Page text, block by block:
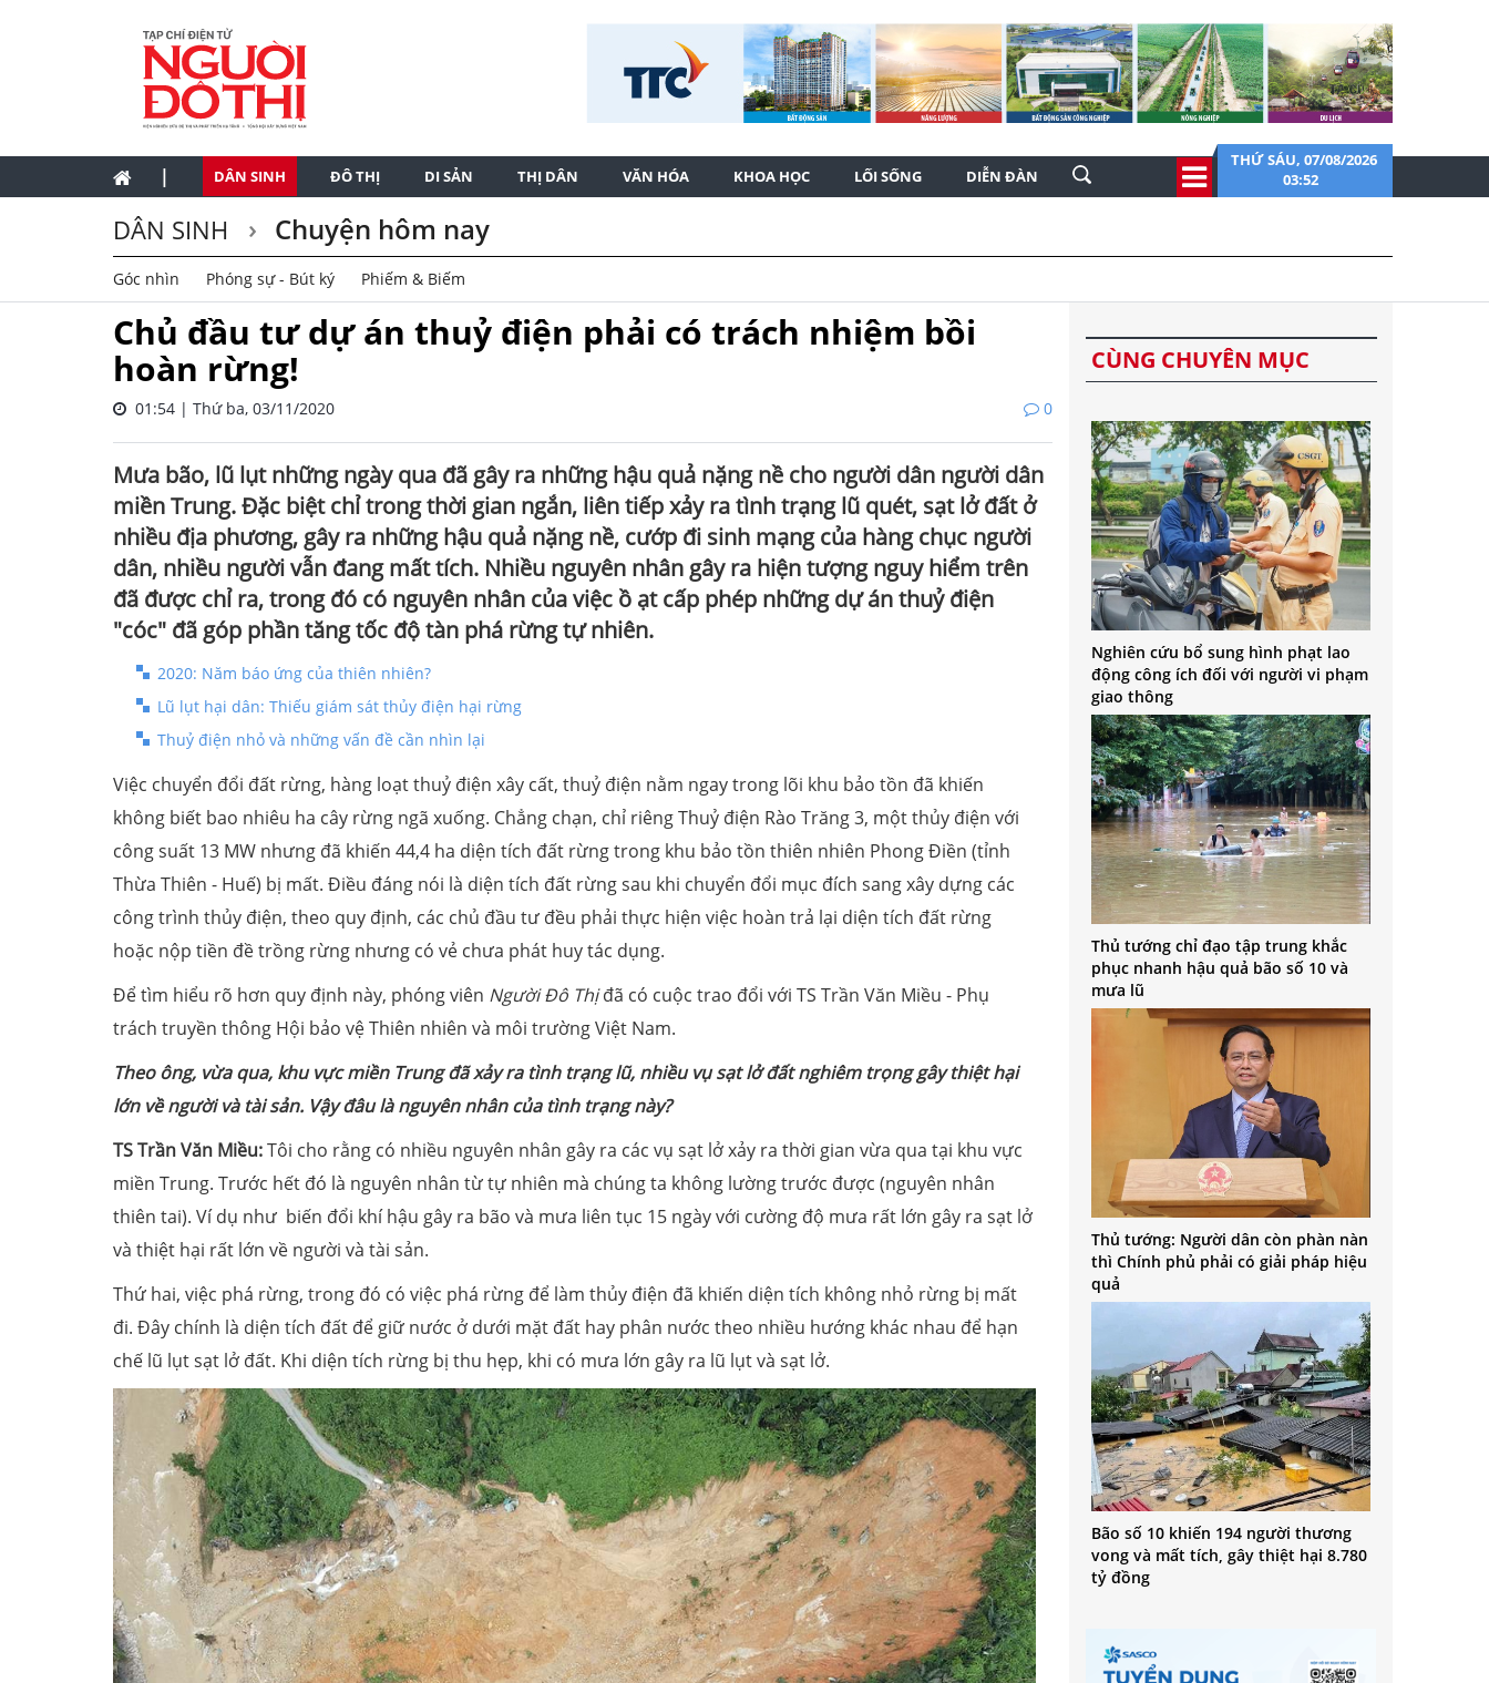
| DÂN SINH ĐÔ THỊ DI SẢN THỊ DÂN VĂN HÓA KHOA HỌC LỐI SỐNG DIỄN ĐÀN
THỨ SÁU, 07/08/2026
03:52
DÂN SINH Chuyện hôm nay
Góc nhìn Phóng sự - Bút ký Phiếm & Biếm
Chủ đầu tư dự án thuỷ điện phải có trách nhiệm bồi
hoàn rừng!
01:54 | Thứ ba, 03/11/2020 0
Mưa bão, lũ lụt những ngày qua đã gây ra những hậu quả nặng nề cho người dân người dân
miền Trung. Đặc biệt chỉ trong thời gian ngắn, liên tiếp xảy ra tình trạng lũ quét, sạt lở đất ở
nhiều địa phương, gây ra những hậu quả nặng nề, cướp đi sinh mạng của hàng chục người
dân, nhiều người vẫn đang mất tích. Nhiều nguyên nhân gây ra hiện tượng nguy hiểm trên
đã được chỉ ra, trong đó có nguyên nhân của việc ồ ạt cấp phép những dự án thuỷ điện
"cóc" đã góp phần tăng tốc độ tàn phá rừng tự nhiên.
2020: Năm báo ứng của thiên nhiên?
Lũ lụt hại dân: Thiếu giám sát thủy điện hại rừng
Thuỷ điện nhỏ và những vấn đề cần nhìn lại
Việc chuyển đổi đất rừng, hàng loạt thuỷ điện xây cất, thuỷ điện nằm ngay trong lõi khu bảo tồn đã khiến
không biết bao nhiêu ha cây rừng ngã xuống. Chẳng chạn, chỉ riêng Thuỷ điện Rào Trăng 3, một thủy điện với
công suất 13 MW nhưng đã khiến 44,4 ha diện tích đất rừng trong khu bảo tồn thiên nhiên Phong Điền (tỉnh
Thừa Thiên - Huế) bị mất. Điều đáng nói là diện tích đất rừng sau khi chuyển đổi mục đích sang xây dựng các
công trình thủy điện, theo quy định, các chủ đầu tư đều phải thực hiện việc hoàn trả lại diện tích đất rừng
hoặc nộp tiền đề trồng rừng nhưng có vẻ chưa phát huy tác dụng.
Để tìm hiểu rõ hơn quy định này, phóng viên Người Đô Thịđã có cuộc trao đổi với TS Trần Văn Miều - Phụ
trách truyền thông Hội bảo vệ Thiên nhiên và môi trường Việt Nam.
Theo ông, vừa qua, khu vực miền Trung đã xảy ra tình trạng lũ, nhiều vụ sạt lở đất nghiêm trọng gây thiệt hại
lớn về người và tài sản. Vậy đâu là nguyên nhân của tình trạng này?
TS Trần Văn Miều:Tôi cho rằng có nhiều nguyên nhân gây ra các vụ sạt lở xảy ra thời gian vừa qua tại khu vực
miền Trung. Trước hết đó là nguyên nhân từ tự nhiên mà chúng ta không lường trước được (nguyên nhân
thiên tai). Ví dụ như biến đổi khí hậu gây ra bão và mưa liên tục 15 ngày với cường độ mưa rất lớn gây ra sạt lở
và thiệt hại rất lớn về người và tài sản.
Thứ hai, việc phá rừng, trong đó có việc phá rừng để làm thủy điện đã khiến diện tích không nhỏ rừng bị mất
đi. Đây chính là diện tích đất để giữ nước ở dưới mặt đất hay phân nước theo nhiều hướng khác nhau để hạn
chế lũ lụt sạt lở đất. Khi diện tích rừng bị thu hẹp, khi có mưa lớn gây ra lũ lụt và sạt lở.
CÙNG CHUYÊN MỤC
Nghiên cứu bổ sung hình phạt lao
động công ích đối với người vi phạm
giao thông
Thủ tướng chỉ đạo tập trung khắc
phục nhanh hậu quả bão số 10 và
mưa lũ
Thủ tướng: Người dân còn phàn nàn
thì Chính phủ phải có giải pháp hiệu
quả
Bão số 10 khiến 194 người thương
vong và mất tích, gây thiệt hại 8.780
tỷ đồng